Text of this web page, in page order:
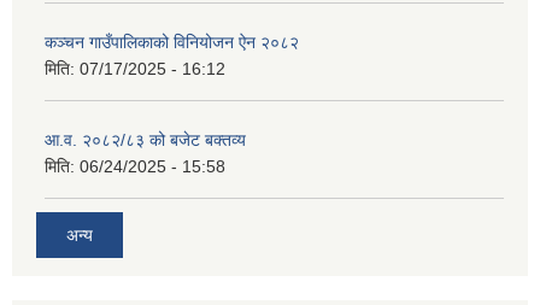
कञ्‍चन गाउँपालिकाको विनियोजन ऐन २०८२
मिति: 07/17/2025 - 16:12
आ.व. २०८२/८३ को बजेट बक्तव्य
मिति: 06/24/2025 - 15:58
अन्य